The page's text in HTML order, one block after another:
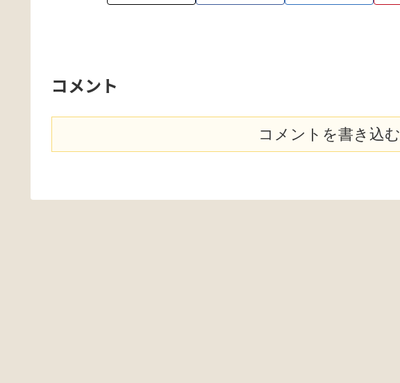
コメント
コメントを書き込む